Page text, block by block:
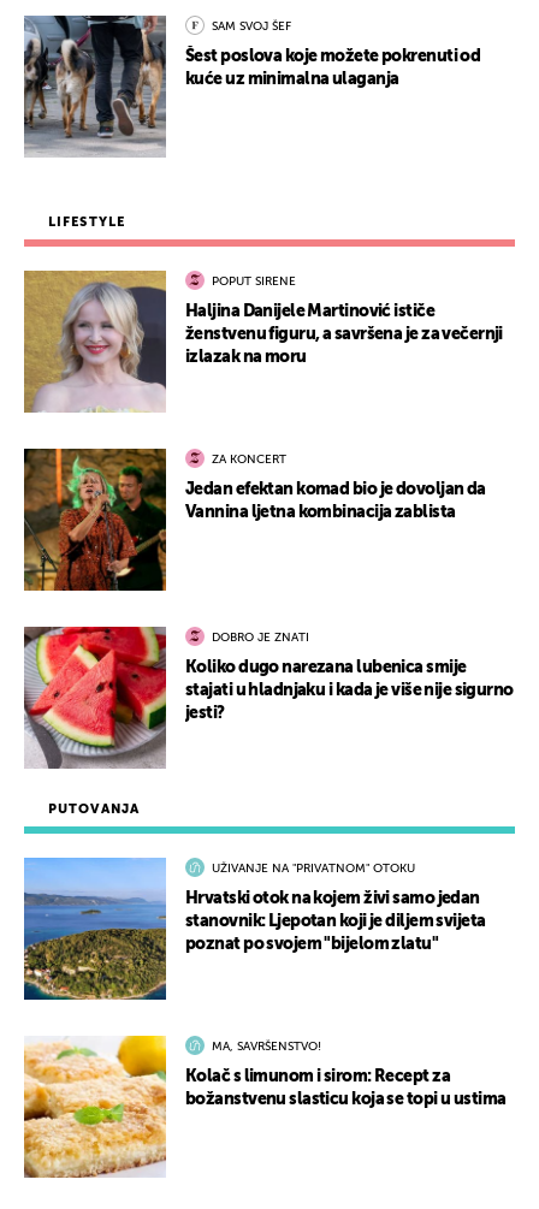
PUTOVANJA
UŽIVANJE NA "PRIVATNOM" OTOKU
Hrvatski otok na kojem živi samo jedan
stanovnik: Ljepotan koji je diljem svijeta
poznat po svojem "bijelom zlatu"
MA, SAVRŠENSTVO!
Kolač s limunom i sirom: Recept za
božanstvenu slasticu koja se topi u ustima
SAM SVOJ ŠEF
Šest poslova koje možete pokrenuti od
kuće uz minimalna ulaganja
LIFESTYLE
POPUT SIRENE
Haljina Danijele Martinović ističe
ženstvenu figuru, a savršena je za večernji
izlazak na moru
ZA KONCERT
Jedan efektan komad bio je dovoljan da
Vannina ljetna kombinacija zablista
DOBRO JE ZNATI
Koliko dugo narezana lubenica smije
stajati u hladnjaku i kada je više nije sigurno
jesti?